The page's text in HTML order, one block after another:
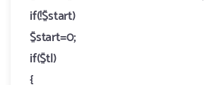
if(!$start)
$start=0;
if($tl)
{